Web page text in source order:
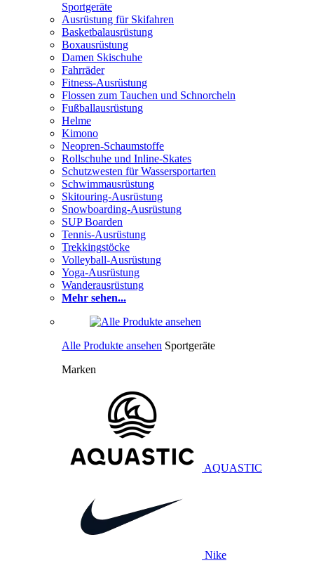
Sportgeräte
Ausrüstung für Skifahren
Basketbalausrüstung
Boxausrüstung
Damen Skischuhe
Fahrräder
Fitness-Ausrüstung
Flossen zum Tauchen und Schnorcheln
Fußballausrüstung
Helme
Kimono
Neopren-Schaumstoffe
Rollschuhe und Inline-Skates
Schutzwesten für Wassersportarten
Schwimmausrüstung
Skitouring-Ausrüstung
Snowboarding-Ausrüstung
SUP Boarden
Tennis-Ausrüstung
Trekkingstöcke
Volleyball-Ausrüstung
Yoga-Ausrüstung
Wanderausrüstung
Mehr sehen...
Alle Produkte ansehen Sportgeräte
Marken
AQUASTIC
Nike